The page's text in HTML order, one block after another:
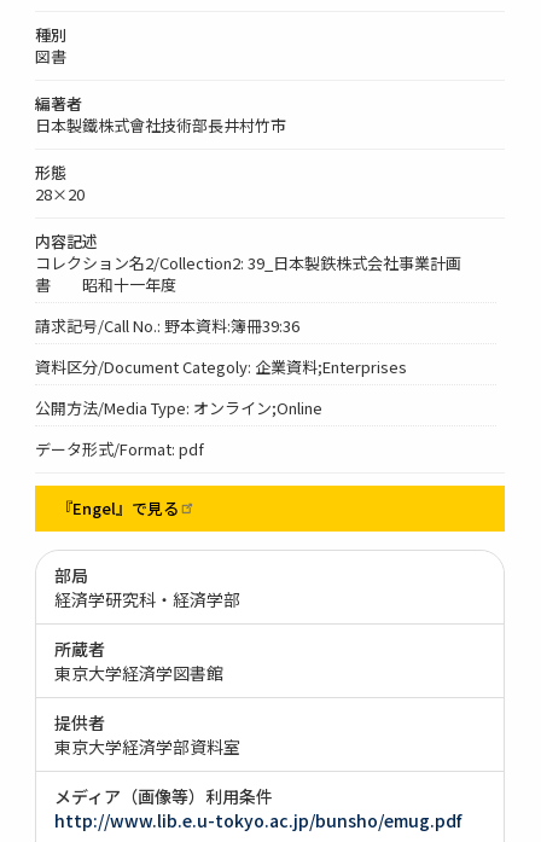
種別
図書
編著者
日本製鐵株式會社技術部長井村竹市
形態
28×20
内容記述
コレクション名2/Collection2: 39_日本製鉄株式会社事業計画
書 昭和十一年度
請求記号/Call No.: 野本資料:簿冊39:36
資料区分/Document Categoly: 企業資料;Enterprises
公開方法/Media Type: オンライン;Online
データ形式/Format: pdf
『Engel』で見る
部局
経済学研究科・経済学部
所蔵者
東京大学経済学図書館
提供者
東京大学経済学部資料室
メディア（画像等）利用条件
http://www.lib.e.u-tokyo.ac.jp/bunsho/emug.pdf